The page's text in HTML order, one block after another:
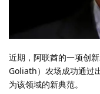
近期，阿联酋的一项创
Goliath）农场成功通过
为该领域的新典范。